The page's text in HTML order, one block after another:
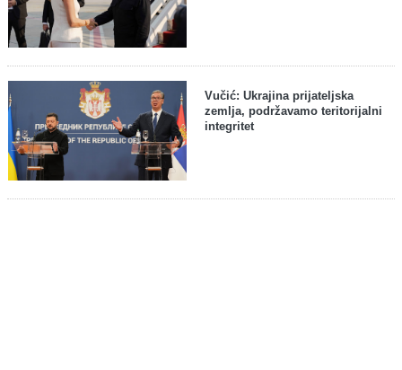
Vučić: Ukrajina prijateljska
zemlja, podržavamo teritorijalni
integritet